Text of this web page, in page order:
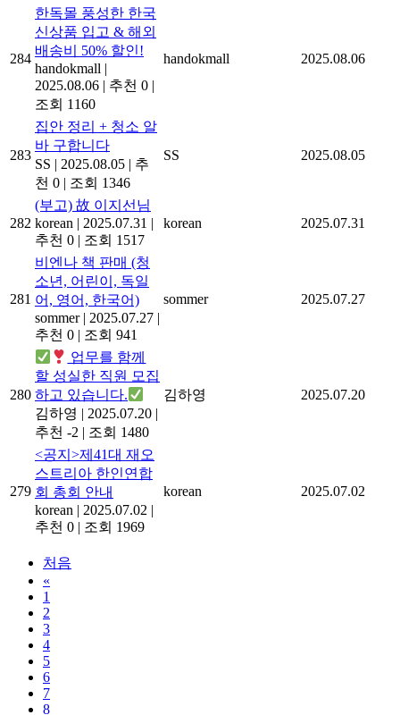
284
한독몰 풍성한 한국
신상품 입고 & 해외
배송비 50% 할인!
handokmall |
2025.08.06 | 추천 0 |
조회 1160
handokmall 2025.08.06
283
집안 정리 + 청소 알
바 구합니다
SS | 2025.08.05 | 추
천 0 | 조회 1346
SS 2025.08.05
282
(부고) 故 이지선님
korean | 2025.07.31 |
추천 0 | 조회 1517
korean 2025.07.31
281
비엔나 책 판매 (청
소년, 어린이, 독일
어, 영어, 한국어)
sommer | 2025.07.27 |
추천 0 | 조회 941
sommer 2025.07.27
280
업무를 함께
할 성실한 직원 모집
하고 있습니다.
김하영 | 2025.07.20 |
추천 -2 | 조회 1480
김하영 2025.07.20
279
<공지>제41대 재오
스트리아 한인연합
회 총회 안내
korean | 2025.07.02 |
추천 0 | 조회 1969
korean 2025.07.02
처음
«
1
2
3
4
5
6
7
8